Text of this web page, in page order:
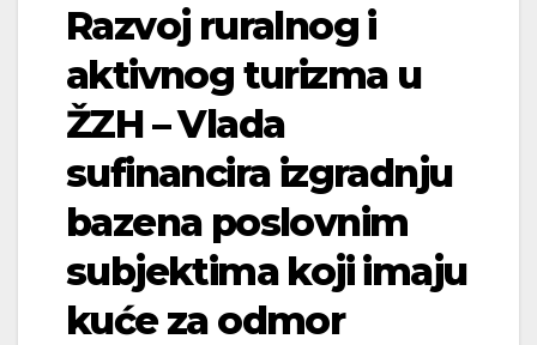
Razvoj ruralnog i
aktivnog turizma u
ŽZH – Vlada
sufinancira izgradnju
bazena poslovnim
subjektima koji imaju
kuće za odmor